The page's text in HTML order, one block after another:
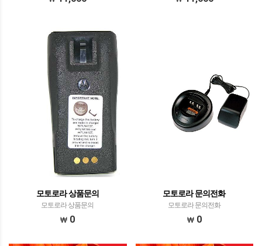
모토로라 상품문의
모토로라 상품문의
0
모토로라 문의전화
모토로라 문의전화
0